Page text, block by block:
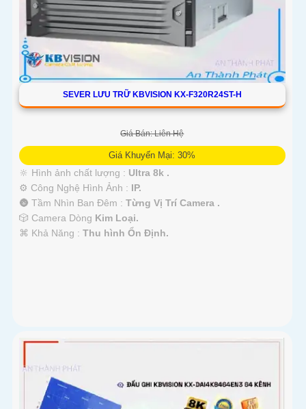
SEVER LƯU TRỮ KBVISION KX-F320R24ST-H
Giá Bán: Liên Hệ
Giá Khuyến Mại: 30%
🔆 Hình ảnh chất lượng : Ultra 8k .
⚙ Công Nghệ Hình Ảnh : IP.
🌚 Tầm Nhìn Ban Đêm : Từng Vị Trí Camera .
🎲 Camera Dòng Kim Loại.
️⌘ Khả Năng : Thu hình Ổn Định.